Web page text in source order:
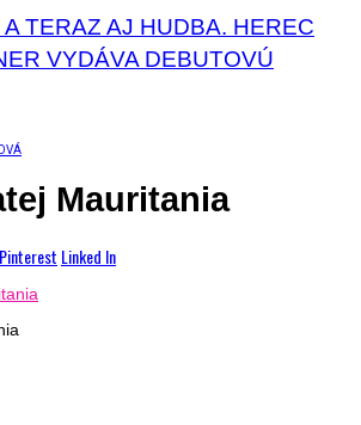
TERAZ AJ HUDBA. HEREC
VYDÁVA DEBUTOVÚ
Mauritania
Pinterest Linked In